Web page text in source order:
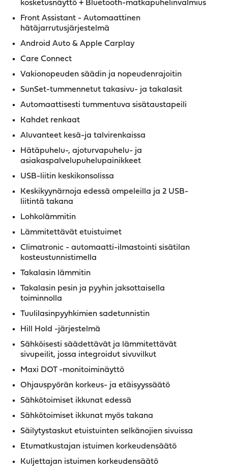
kosketusnäyttö + Bluetooth-matkapuhelinvalmius
Front Assistant - Automaattinen
hätäjarrutusjärjestelmä
Android Auto & Apple Carplay
Care Connect
Vakionopeuden säädin ja nopeudenrajoitin
SunSet-tummennetut takasivu- ja takalasit
Automaattisesti tummentuva sisätaustapeili
Kahdet renkaat
Aluvanteet kesä-ja talvirenkaissa
Hätäpuhelu-, ajoturvapuhelu- ja
asiakaspalvelupuhelupainikkeet
USB-liitin keskikonsolissa
Keskikyynärnoja edessä ompeleilla ja 2 USB-
liitintä takana
Lohkolämmitin
Lämmitettävät etuistuimet
Climatronic - automaatti-ilmastointi sisätilan
kosteustunnistimella
Takalasin lämmitin
Takalasin pesin ja pyyhin jaksottaisella
toiminnolla
Tuulilasinpyyhkimien sadetunnistin
Hill Hold -järjestelmä
Sähköisesti säädettävät ja lämmitettävät
sivupeilit, jossa integroidut sivuvilkut
Maxi DOT -monitoiminäyttö
Ohjauspyörän korkeus- ja etäisyyssäätö
Sähkötoimiset ikkunat edessä
Sähkötoimiset ikkunat myös takana
Säilytystaskut etuistuinten selkänojien sivuissa
Etumatkustajan istuimen korkeudensäätö
Kuljettajan istuimen korkeudensäätö